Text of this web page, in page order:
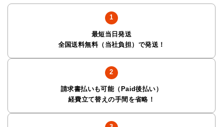
最短当日発送
全国送料無料（当社負担）で発送！
請求書払いも可能（Paid後払い）
経費立て替えの手間を省略！